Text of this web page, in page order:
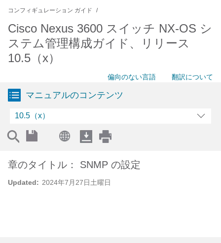
コンフィギュレーション ガイド
Cisco Nexus 3600 スイッチ NX-OS シ
ステム管理構成ガイド、リリース
10.5（x）
偏向のない言語 翻訳について
マニュアルのコンテンツ
10.5（x）
Updated: 2024年7月27日土曜日
章のタイトル： SNMP の設定